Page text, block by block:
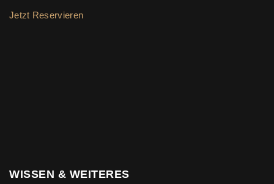
Jetzt Reservieren
WISSEN & WEITERES